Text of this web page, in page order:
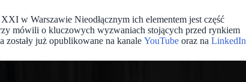
w Warszawie Nieodłącznym ich elementem jest część
mówili o kluczowych wyzwaniach stojących przed rynkiem
już opublikowane na kanale YouTube oraz na LinkedIn